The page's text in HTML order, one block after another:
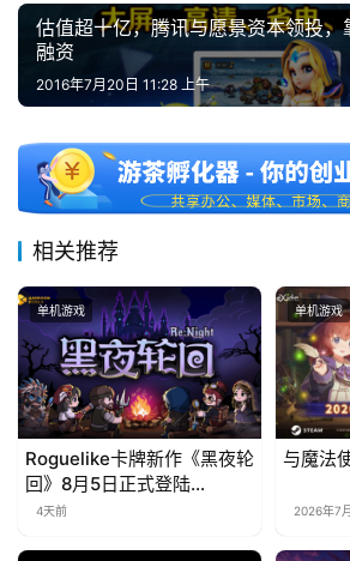
估值超十亿，腾讯与愿景资本领投，
融资
2016年7月20日 11:28 上午
相关推荐
单机游戏
Roguelike卡牌新作《黑夜轮
回》8月5日正式登陆
Steam，首发9折优惠开启
4天前
单机游戏
与魔法
2026年7